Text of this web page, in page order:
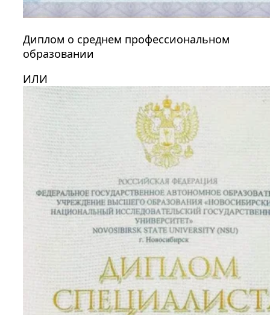
Диплом о среднем профессиональном
образовании
ИЛИ